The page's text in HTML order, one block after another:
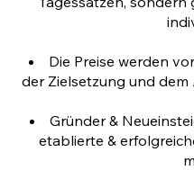
Die Preise werden
der Zielsetzung und
Gründer &
etablierte &